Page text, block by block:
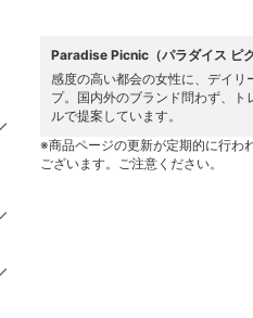
Paradise Picnic（パラダイス ピク
感度の高い都会の女性に、デイリ
プ。国内外のブランド問わず、
ルで提案しています。
※商品ページの更新が定期的に行わ
ございます。ご注意ください。